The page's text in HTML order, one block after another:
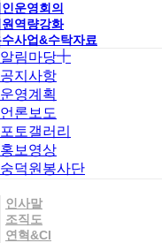
운영회의
역량강화
사업&수탁자료
알림마당
공지사항
운영계획
언론보도
포토갤러리
홍보영상
숭덕원봉사단
인사말
조직도
연혁&CI